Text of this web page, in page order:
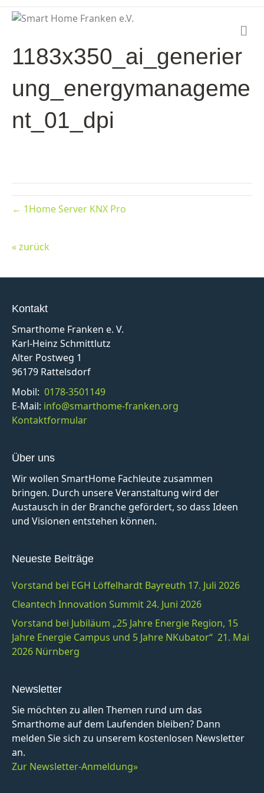
a
t
1183x350_ai_generier
ung_energymanageme
nt_01_dpi
← 1Home Server KNX Pro
« zurück
Kontakt
Smarthome Franken e. V.
Karl-Heinz Schmittlutz
Alter Postweg 1
96179 Rattelsdorf
Mobil: 0178-3501149
E-Mail: info@smarthome-franken.org
Kontaktformular
Über uns
Wir wollen SmartHome Fachleute zusammen
bringen. Durch unsere Veranstaltung wird der
Austausch in der Branche gefördert, so dass Ideen
und Visionen entstehen können.
Neueste Beiträge
Vorstand bei EGH Löffelhardt Bayreuth 17. Juli 2026
Cleantech Innovation Summit 24. Juni 2026
Vorstand bei Jubiläum „25 Jahre Energie Region, 15
Jahre Energie Campus und 5 Jahre NKubator“ 21. Mai
2026 Nürnberg
Newsletter
Sie möchten zu allen Themen rund um das
Smarthome auf dem Laufenden bleiben? Dann
melden Sie sich zu unserem kostenlosen Newsletter
an.
Zur Newsletter-Anmeldung»